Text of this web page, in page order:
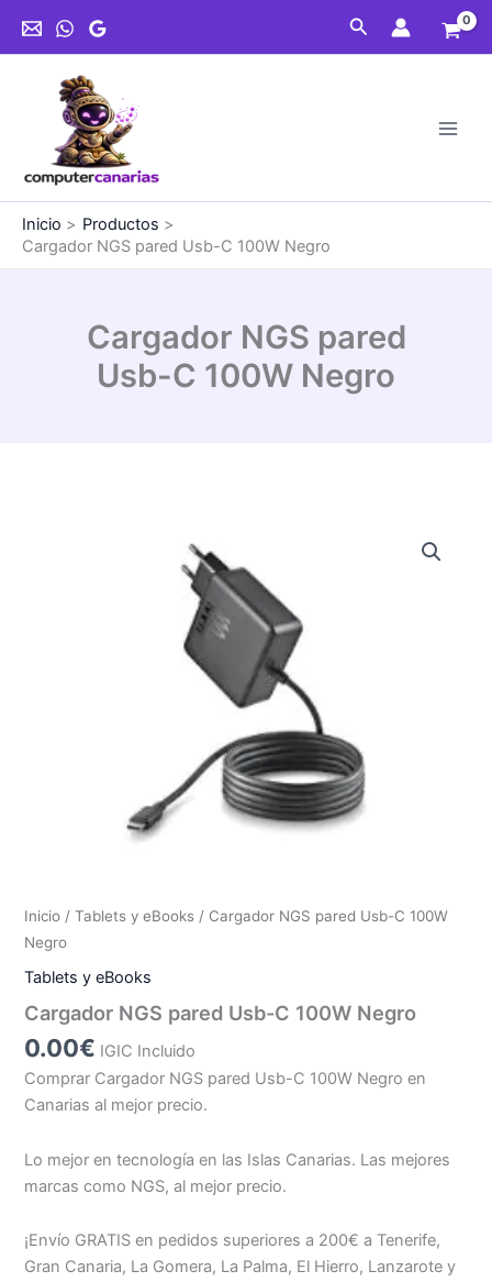
Buscar
Inicio
Productos
Cargador NGS pared Usb-C 100W Negro
Cargador NGS pared
Usb-C 100W Negro
Inicio /Tablets y eBooks / Cargador NGS pared Usb-C 100W
Negro
Tablets y eBooks
Cargador NGS pared Usb-C 100W Negro
0.00€ IGIC Incluido
Comprar Cargador NGS pared Usb-C 100W Negro en
Canarias al mejor precio.
Lo mejor en tecnología en las Islas Canarias. Las mejores
marcas como NGS, al mejor precio.
¡Envío GRATIS en pedidos superiores a 200€ a Tenerife,
Gran Canaria, La Gomera, La Palma, El Hierro, Lanzarote y